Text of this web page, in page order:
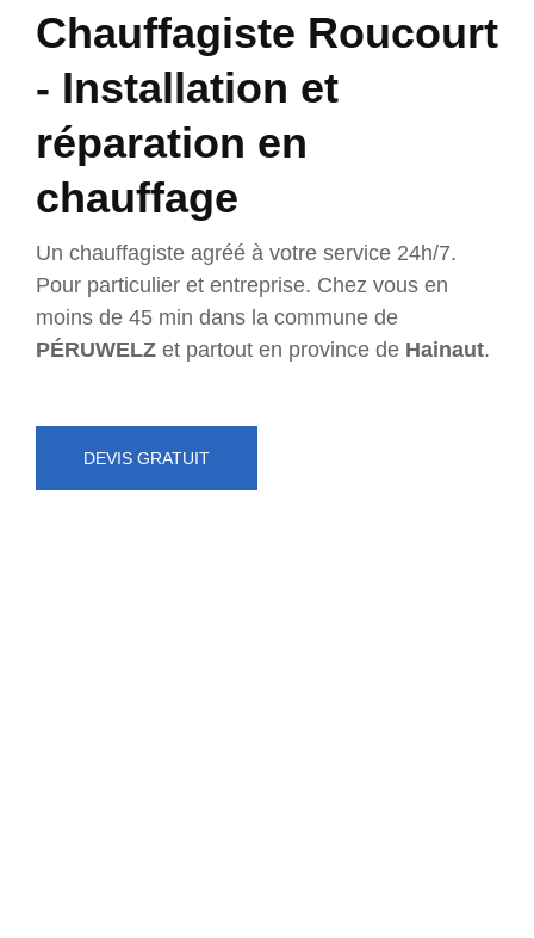
Chauffagiste Roucourt
- Installation et
réparation en
chauffage
Un chauffagiste agréé à votre service 24h/7.
Pour particulier et entreprise. Chez vous en
moins de 45 min dans la commune de
PÉRUWELZ et partout en province de Hainaut.
DEVIS GRATUIT